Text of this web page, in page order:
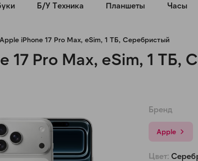
Б/У Техника Планшеты Часы
Apple iPhone 17 Pro Max, eSim, 1 ТБ, Серебристый
17 Pro Max, eSim, 1 ТБ,
Бренд
Apple
Цвет:
Разбейте
на частибез